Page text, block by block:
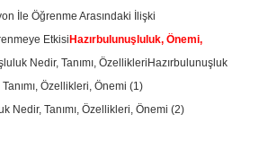
İle Öğrenme Arasındaki İlişki
Etkisi Hazırbulunuşluluk, Önemi,
Nedir, Tanımı, Özellikleri Hazırbulunuşluk
Tanımı, Özellikleri, Önemi (1)
Nedir, Tanımı, Özellikleri, Önemi (2)